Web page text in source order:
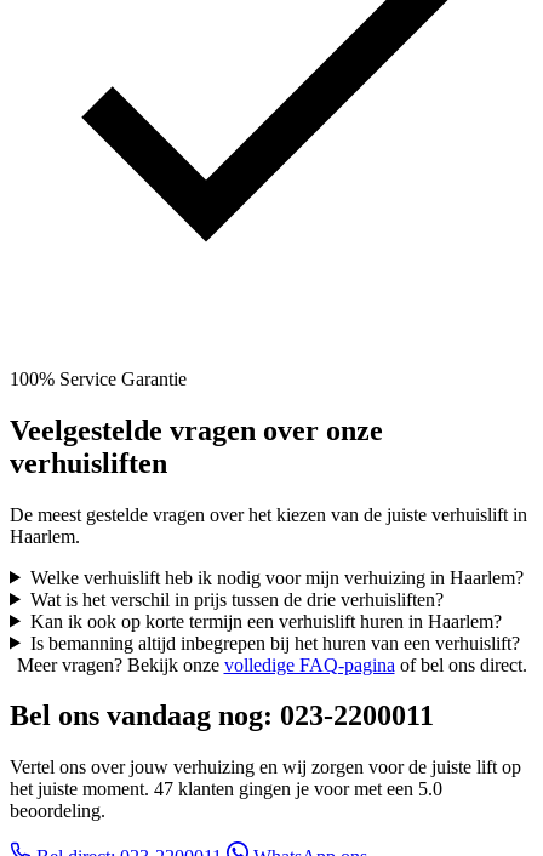
100% Service Garantie
Veelgestelde vragen over onze
verhuisliften
De meest gestelde vragen over het kiezen van de juiste verhuislift in
Haarlem.
Welke verhuislift heb ik nodig voor mijn verhuizing in Haarlem?
Wat is het verschil in prijs tussen de drie verhuisliften?
Kan ik ook op korte termijn een verhuislift huren in Haarlem?
Is bemanning altijd inbegrepen bij het huren van een verhuislift?
Meer vragen? Bekijk onze volledige FAQ-pagina of bel ons direct.
Bel ons vandaag nog: 023-2200011
Vertel ons over jouw verhuizing en wij zorgen voor de juiste lift op
het juiste moment. 47 klanten gingen je voor met een 5.0
beoordeling.